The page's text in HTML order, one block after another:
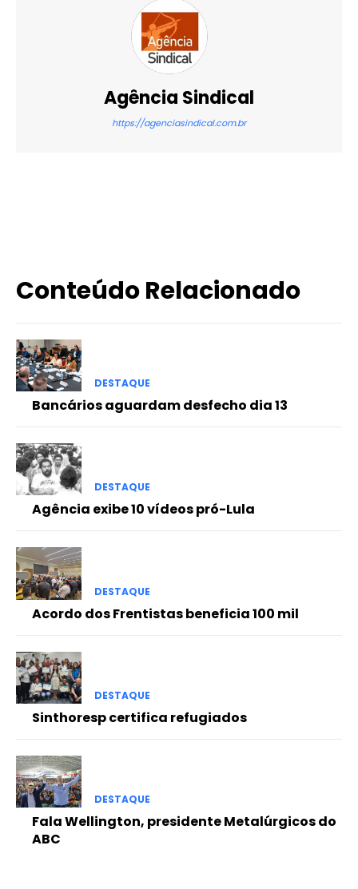
Agência Sindical
https://agenciasindical.com.br
Conteúdo Relacionado
DESTAQUE
Bancários aguardam desfecho dia 13
DESTAQUE
Agência exibe 10 vídeos pró-Lula
DESTAQUE
Acordo dos Frentistas beneficia 100 mil
DESTAQUE
Sinthoresp certifica refugiados
DESTAQUE
Fala Wellington, presidente Metalúrgicos do
ABC